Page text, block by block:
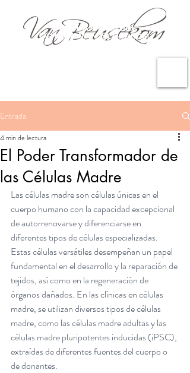
Entrada
El Poder Transformador de
las Células Madre
4 min de lectura
Las células madre son células únicas en el
cuerpo humano con la capacidad excepcional
de autorrenovarse y diferenciarse en
diferentes tipos de células especializadas.
Estas células versátiles desempeñan un papel
fundamental en el desarrollo y la reparación de
tejidos, así como en la regeneración de
órganos dañados. En las clínicas en células
madre, se utilizan diversos tipos de células
madre, como las células madre adultas y las
células madre pluripotentes inducidas (iPSC),
extraídas de diferentes fuentes del cuerpo o
de donantes.